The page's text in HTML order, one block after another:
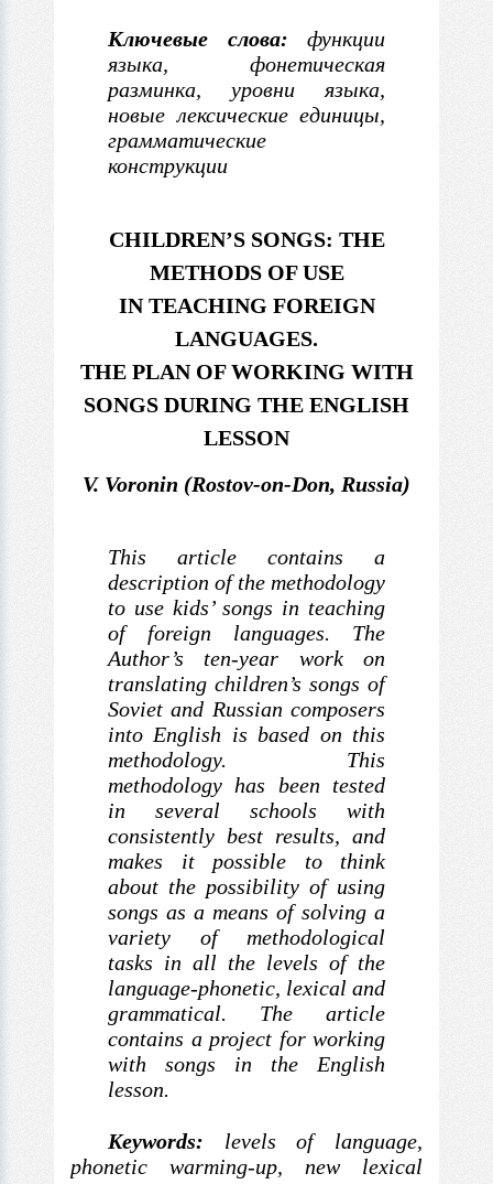
Ключевые слова: функции
языка, фонетическая
разминка, уровни языка,
новые лексические единицы,
грамматические
конструкции
CHILDREN’S SONGS: THE
METHODS OF USE
IN TEACHING FOREIGN
LANGUAGES.
THE PLAN OF WORKING WITH
SONGS DURING THE ENGLISH
LESSON
V. Voronin (Rostov-on-Don, Russia)
This article contains a
description of the methodology
to use kids’ songs in teaching
of foreign languages. The
Author’s ten-year work on
translating children’s songs of
Soviet and Russian composers
into English is based on this
methodology. This
methodology has been tested
in several schools with
consistently best results, and
makes it possible to think
about the possibility of using
songs as a means of solving a
variety of methodological
tasks in all the levels of the
language-phonetic, lexical and
grammatical. The article
contains a project for working
with songs in the English
lesson.
Keywords: levels of language,
phonetic warming-up, new lexical